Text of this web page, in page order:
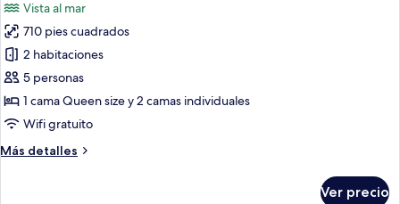
Sea
View
fotos
de
Habitación,
2
habitaciones,
habitaciones
vista
Vista al mar
710 pies cuadrados
2 habitaciones
5 personas
1 cama Queen size y 2 camas individuales
Wifi gratuito
Más detalles
Más
Ver precio